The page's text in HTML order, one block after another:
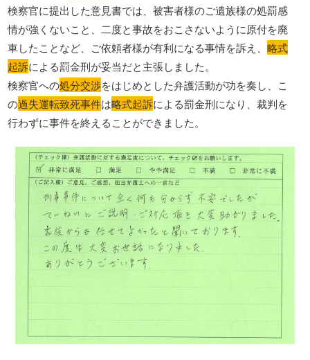
検察官に提出した意見書では、被害者様のご遺族様の処罰感
情が強くないこと、二度と事故をおこさないように原付を廃
車したことなど、ご依頼者様が有利になる事情を訴え、略式
起訴による罰金刑が妥当だと主張しました。
検察官への処分交渉をはじめとした弁護活動が功を奏し、こ
の過失運転致死事件は略式起訴による罰金刑になり、裁判を
行わずに事件を終えることができました。